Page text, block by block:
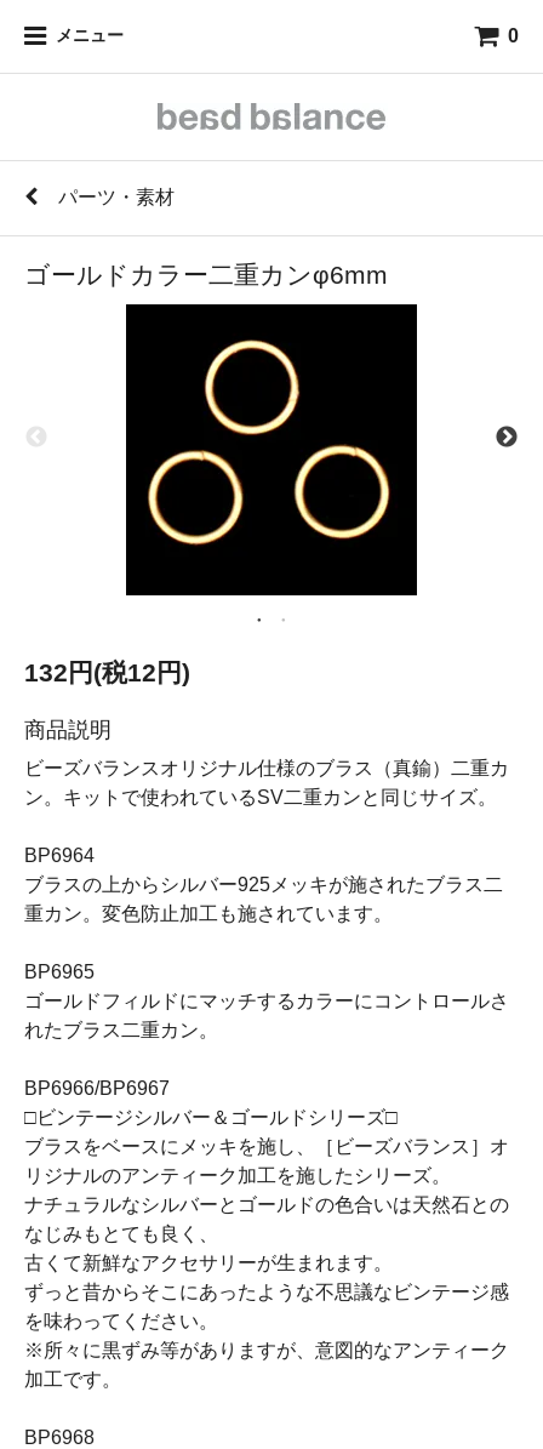
メニュー 0
パーツ・素材
ゴールドカラー二重カンφ6mm
132円(税12円)
商品説明
ビーズバランスオリジナル仕様のブラス（真鍮）二重カ
ン。キットで使われているSV二重カンと同じサイズ。
BP6964
ブラスの上からシルバー925メッキが施されたブラス二
重カン。変色防止加工も施されています。
BP6965
ゴールドフィルドにマッチするカラーにコントロールさ
れたブラス二重カン。
BP6966/BP6967
□ビンテージシルバー＆ゴールドシリーズ□
ブラスをベースにメッキを施し、［ビーズバランス］オ
リジナルのアンティーク加工を施したシリーズ。
ナチュラルなシルバーとゴールドの色合いは天然石との
なじみもとても良く、
古くて新鮮なアクセサリーが生まれます。
ずっと昔からそこにあったような不思議なビンテージ感
を味わってください。
※所々に黒ずみ等がありますが、意図的なアンティーク
加工です。
BP6968